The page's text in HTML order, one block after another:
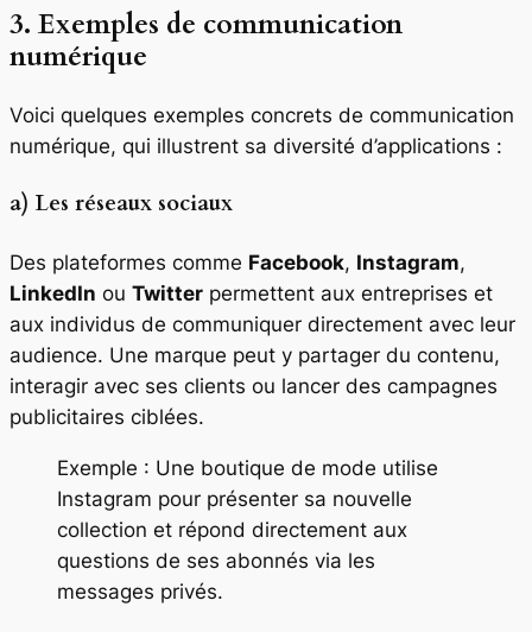
3. Exemples de communication
numérique
Voici quelques exemples concrets de communication
numérique, qui illustrent sa diversité d’applications :
a) Les réseaux sociaux
Des plateformes comme Facebook, Instagram,
LinkedIn ou Twitter permettent aux entreprises et
aux individus de communiquer directement avec leur
audience. Une marque peut y partager du contenu,
interagir avec ses clients ou lancer des campagnes
publicitaires ciblées.
Exemple : Une boutique de mode utilise
Instagram pour présenter sa nouvelle
collection et répond directement aux
questions de ses abonnés via les
messages privés.